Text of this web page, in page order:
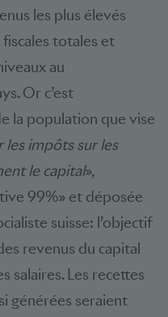
les plus élevés
totales et
au
Or c’est
la population que vise
les impôts sur les
le capital»,
99%» et déposée
suisse: l’objectif
revenus du capital
salaires. Les recettes
générées seraient